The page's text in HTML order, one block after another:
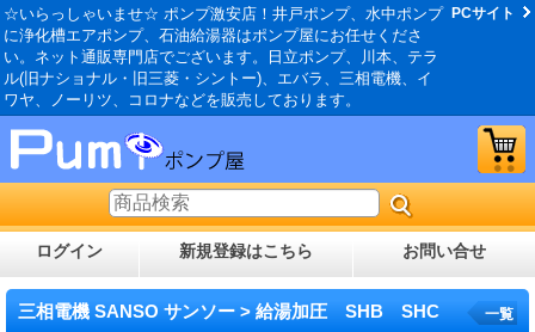
☆いらっしゃいませ☆ ポンプ激安店！井戸ポンプ、水中ポンプ
に浄化槽エアポンプ、石油給湯器はポンプ屋にお任せくださ
い。ネット通販専門店でございます。日立ポンプ、川本、テラ
ル(旧ナショナル・旧三菱・シントー)、エバラ、三相電機、イ
ワヤ、ノーリツ、コロナなどを販売しております。
PCサイト
ログイン 新規登録はこちら お問い合せ
三相電機 SANSO サンソー > 給湯加圧 SHB SHC 一覧